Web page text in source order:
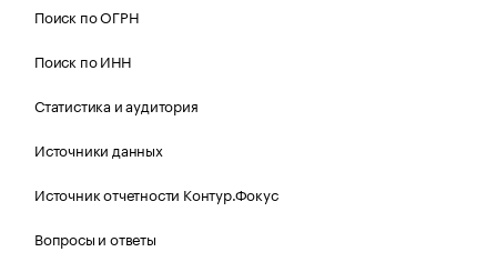
Поиск по ОГРН
Поиск по ИНН
Статистика и аудитория
Источники данных
Источник отчетности Контур.Фокус
Вопросы и ответы